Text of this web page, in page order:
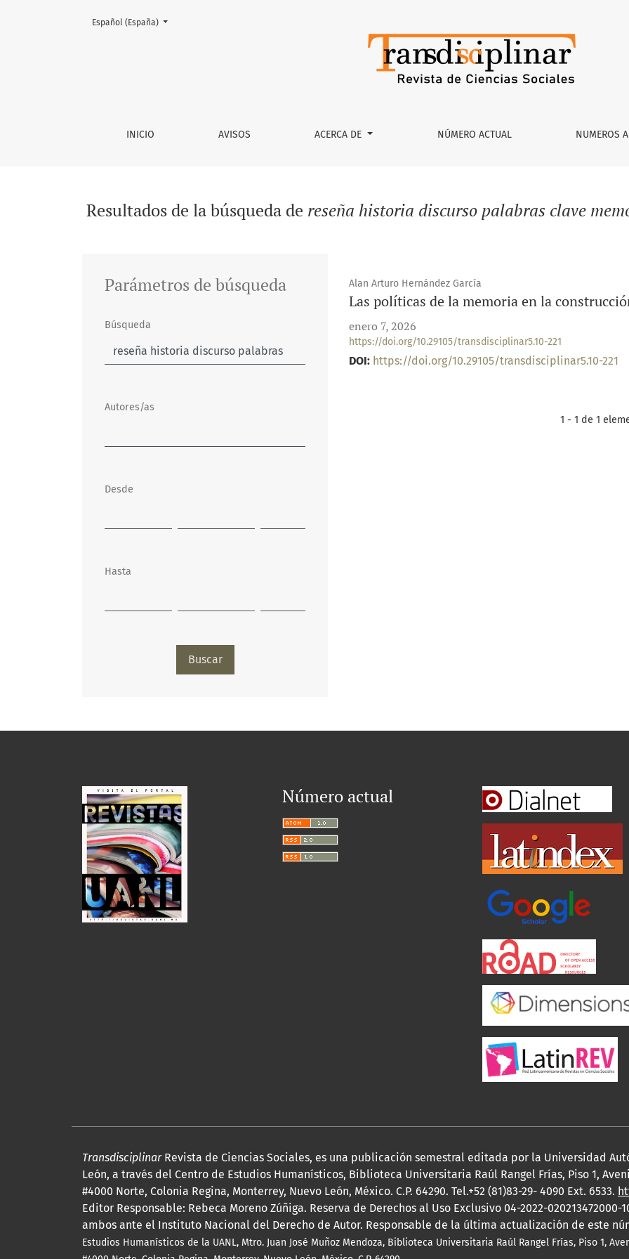
Buscar
INICIO AVISOS ACERCA DE NÚMERO ACTUAL NUMEROS
Cambiar el idioma. El actual es:
Español (España)
Resultados de la búsqueda de reseña historia discurso palabras clave
Alan Arturo Hernández García
Las políticas de la memoria en la
enero 7, 2026
https://doi.org/10.29105/transdisciplinar5.10-221
DOI: https://doi.org/10.29105/transdisciplinar5.10-221
1 - 1 de 1
Parámetros de búsqueda
Búsqueda
Autores/as
Desde
Hasta
Buscar
Número actual
TransdisciplinarRevista de Ciencias Sociales, es una publicación semestral editada por la Universidad
León, a través del Centro de Estudios Humanísticos, Biblioteca Universitaria Raúl Rangel Frías, Piso 1,
#4000 Norte, Colonia Regina, Monterrey, Nuevo León, México. C.P. 64290. Tel.+52 (81)83-29- 4090 Ext. 6533.
Editor Responsable: Rebeca Moreno Zúñiga. Reserva de Derechos al Uso Exclusivo 04-2022-020213472000-
ambos ante el Instituto Nacional del Derecho de Autor. Responsable de la última actualización de este
Estudios Humanísticos de la UANL, Mtro. Juan José Muñoz Mendoza, Biblioteca Universitaria Raúl Rangel Frías, Piso 1,